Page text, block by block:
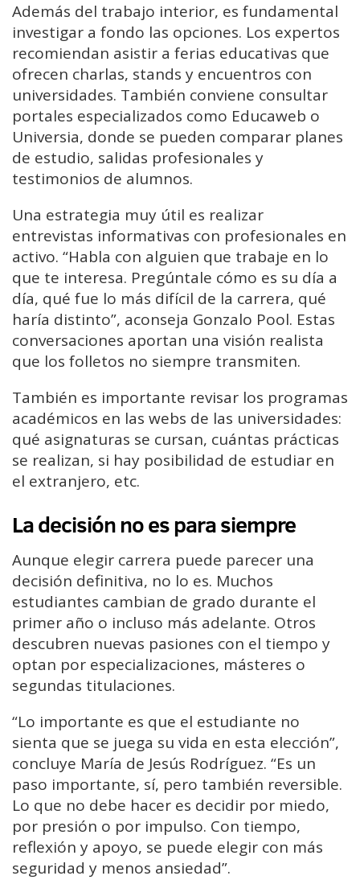
Además del trabajo interior, es fundamental
investigar a fondo las opciones. Los expertos
recomiendan asistir a ferias educativas que
ofrecen charlas, stands y encuentros con
universidades. También conviene consultar
portales especializados como Educaweb o
Universia, donde se pueden comparar planes
de estudio, salidas profesionales y
testimonios de alumnos.
Una estrategia muy útil es realizar
entrevistas informativas con profesionales en
activo. “Habla con alguien que trabaje en lo
que te interesa. Pregúntale cómo es su día a
día, qué fue lo más difícil de la carrera, qué
haría distinto”, aconseja Gonzalo Pool. Estas
conversaciones aportan una visión realista
que los folletos no siempre transmiten.
También es importante revisar los programas
académicos en las webs de las universidades:
qué asignaturas se cursan, cuántas prácticas
se realizan, si hay posibilidad de estudiar en
el extranjero, etc.
La decisión no es para siempre
Aunque elegir carrera puede parecer una
decisión definitiva, no lo es. Muchos
estudiantes cambian de grado durante el
primer año o incluso más adelante. Otros
descubren nuevas pasiones con el tiempo y
optan por especializaciones, másteres o
segundas titulaciones.
“Lo importante es que el estudiante no
sienta que se juega su vida en esta elección”,
concluye María de Jesús Rodríguez. “Es un
paso importante, sí, pero también reversible.
Lo que no debe hacer es decidir por miedo,
por presión o por impulso. Con tiempo,
reflexión y apoyo, se puede elegir con más
seguridad y menos ansiedad”.